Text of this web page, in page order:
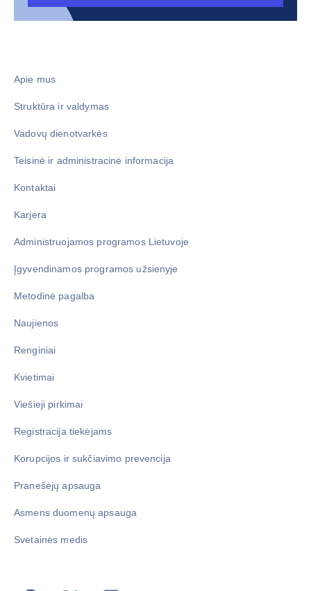
Apie mus
Struktūra ir valdymas
Vadovų dienotvarkės
Teisinė ir administracinė informacija
Kontaktai
Karjera
Administruojamos programos Lietuvoje
Įgyvendinamos programos užsienyje
Metodinė pagalba
Naujienos
Renginiai
Kvietimai
Viešieji pirkimai
Registracija tiekėjams
Korupcijos ir sukčiavimo prevencija
Pranešėjų apsauga
Asmens duomenų apsauga
Svetainės medis